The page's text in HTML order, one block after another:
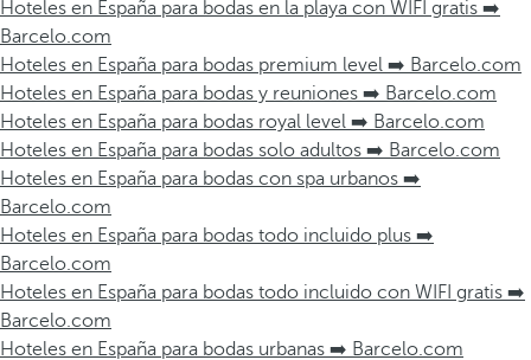
Hoteles en España para bodas en la playa con WIFI gratis ➡️
Barcelo.com
Hoteles en España para bodas premium level ➡️ Barcelo.com
Hoteles en España para bodas y reuniones ➡️ Barcelo.com
Hoteles en España para bodas royal level ➡️ Barcelo.com
Hoteles en España para bodas solo adultos ➡️ Barcelo.com
Hoteles en España para bodas con spa urbanos ➡️
Barcelo.com
Hoteles en España para bodas todo incluido plus ➡️
Barcelo.com
Hoteles en España para bodas todo incluido con WIFI gratis ➡️
Barcelo.com
Hoteles en España para bodas urbanas ➡️ Barcelo.com